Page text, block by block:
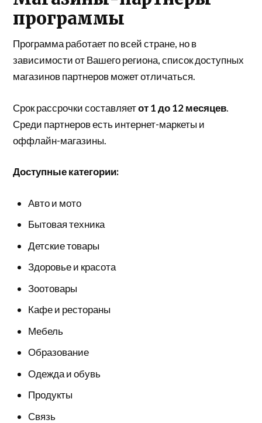
программы
Программа работает по всей стране, но в
зависимости от Вашего региона, список доступных
магазинов партнеров может отличаться.
Срок рассрочки составляетот 1 до 12 месяцев.
Среди партнеров есть интернет-маркеты и
оффлайн-магазины.
Доступные категории:
Авто и мото
Бытовая техника
Детские товары
Здоровье и красота
Зоотовары
Кафе и рестораны
Мебель
Образование
Одежда и обувь
Продукты
Связь